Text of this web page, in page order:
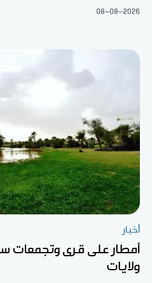
08-08-2026
أخبار
أمطار على قرى وتجمعات
ولايات